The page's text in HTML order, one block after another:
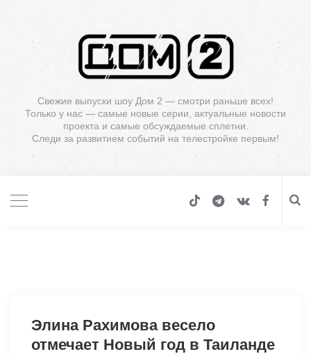
Свежие выпуски шоу Дом 2 — смотри раньше всех!
Только у нас — самые новые серии, актуальные новости
проекта и самые обсуждаемые сплетни.
Следи за развитием событий на телестройке первым!
Элина Рахимова весело
отмечает Новый год в Таиланде